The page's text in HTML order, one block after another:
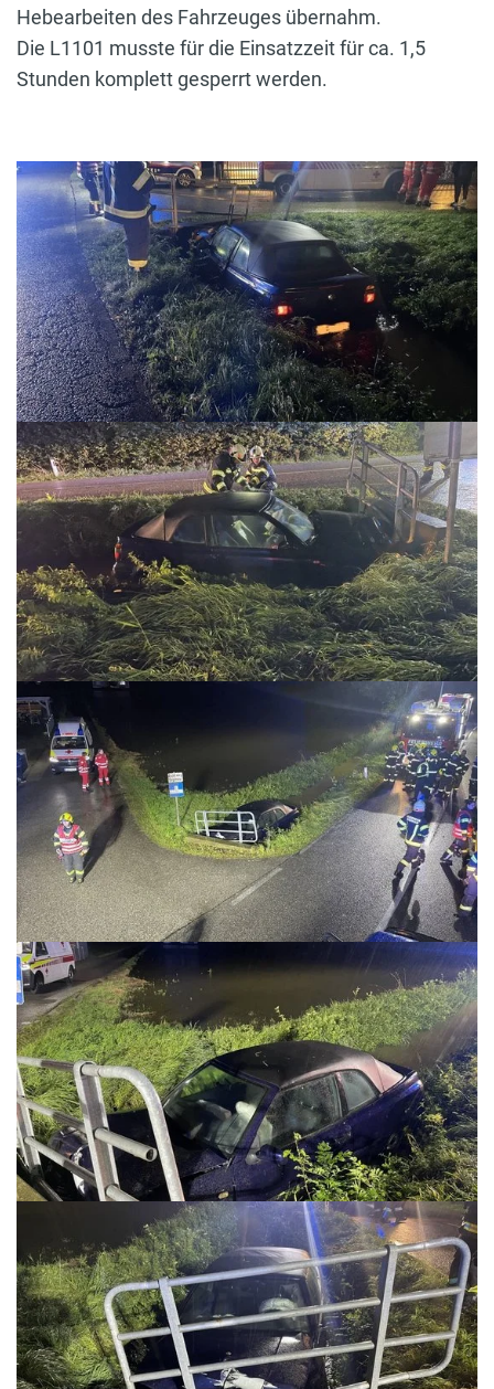
Hebearbeiten des Fahrzeuges übernahm.
Die L1101 musste für die Einsatzzeit für ca. 1,5
Stunden komplett gesperrt werden.